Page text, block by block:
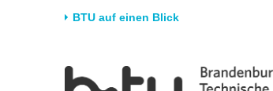
BTU auf einen Blick